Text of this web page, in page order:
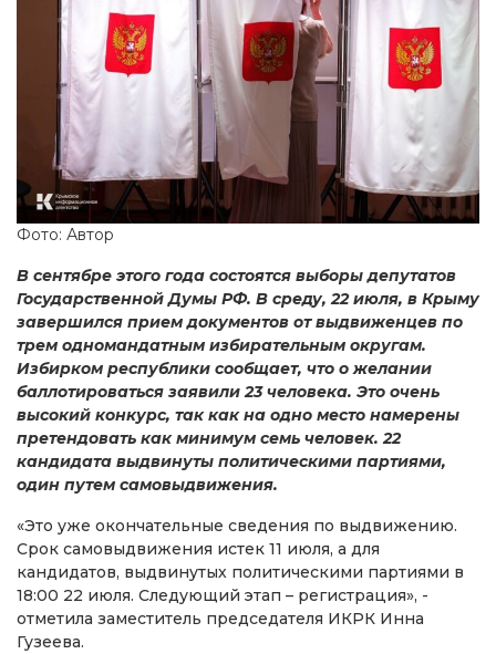
Фото: Автор
В сентябре этого года состоятся выборы депутатов
Государственной Думы РФ. В среду, 22 июля, в Крыму
завершился прием документов от выдвиженцев по
трем одномандатным избирательным округам.
Избирком республики сообщает, что о желании
баллотироваться заявили 23 человека. Это очень
высокий конкурс, так как на одно место намерены
претендовать как минимум семь человек. 22
кандидата выдвинуты политическими партиями,
один путем самовыдвижения.
«Это уже окончательные сведения по выдвижению.
Срок самовыдвижения истек 11 июля, а для
кандидатов, выдвинутых политическими партиями в
18:00 22 июля. Следующий этап – регистрация», -
отметила заместитель председателя ИКРК Инна
Гузеева.